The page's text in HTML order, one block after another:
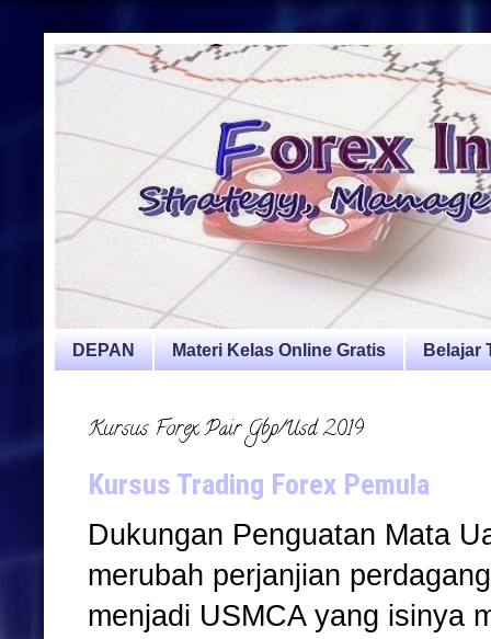
DEPAN Materi Kelas Online Gratis Belajar
Kursus Forex Pair Gbp/Usd 2019
Kursus Trading Forex Pemula
Dukungan Penguatan Mata
merubah perjanjian
menjadi USMCA yang isinya